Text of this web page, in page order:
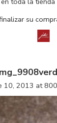
su
10, 2013 at